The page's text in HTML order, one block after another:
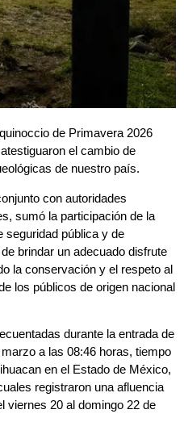
de Primavera 2026
el cambio de
de nuestro país.
con autoridades
sumó la participación de la
seguridad pública y de
brindar un adecuado disfrute
la conservación y el respeto al
los públicos de origen nacional
durante la entrada de
a las 08:46 horas, tiempo
en el Estado de México,
registraron una afluencia
viernes 20 al domingo 22 de